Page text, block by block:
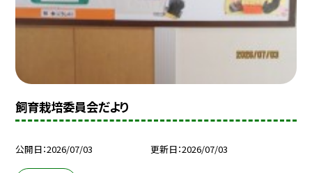
飼育栽培委員会だより
公開日 2026/07/03 更新日 2026/07/03